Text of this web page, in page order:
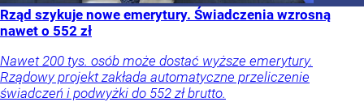
Rząd szykuje nowe emerytury. Świadczenia wzrosną
nawet o 552 zł
Nawet 200 tys. osób może dostać wyższe emerytury.
Rządowy projekt zakłada automatyczne przeliczenie
świadczeń i podwyżki do 552 zł brutto.